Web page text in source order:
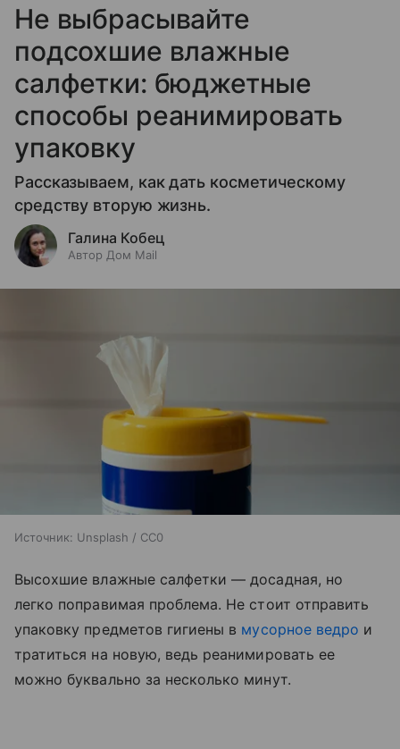
Не выбрасывайте
подсохшие влажные
салфетки: бюджетные
способы реанимировать
упаковку
Рассказываем, как дать косметическому
средству вторую жизнь.
Галина Кобец
Автор Дом Mail
Источник: Unsplash / CC0
Высохшие влажные салфетки — досадная, но
легко поправимая проблема. Не стоит отправить
упаковку предметов гигиены в мусорное ведро и
тратиться на новую, ведь реанимировать ее
можно буквально за несколько минут.